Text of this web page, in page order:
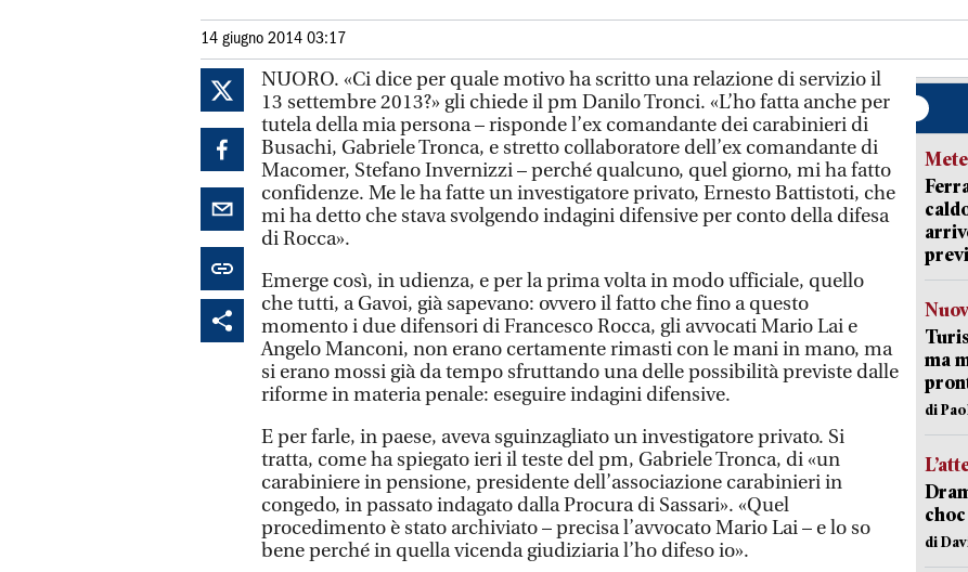
14 giugno 2014 03:17
NUORO. «Ci dice per quale motivo ha scritto una relazione di servizio il
13 settembre 2013?» gli chiede il pm Danilo Tronci. «L’ho fatta anche per
tutela della mia persona – risponde l’ex comandante dei carabinieri di
Busachi, Gabriele Tronca, e stretto collaboratore dell’ex comandante di
Macomer, Stefano Invernizzi – perché qualcuno, quel giorno, mi ha fatto
confidenze. Me le ha fatte un investigatore privato, Ernesto Battistoti, che
mi ha detto che stava svolgendo indagini difensive per conto della difesa
di Rocca».
Emerge così, in udienza, e per la prima volta in modo ufficiale, quello
che tutti, a Gavoi, già sapevano: ovvero il fatto che fino a questo
momento i due difensori di Francesco Rocca, gli avvocati Mario Lai e
Angelo Manconi, non erano certamente rimasti con le mani in mano, ma
si erano mossi già da tempo sfruttando una delle possibilità previste dalle
riforme in materia penale: eseguire indagini difensive.
E per farle, in paese, aveva sguinzagliato un investigatore privato. Si
tratta, come ha spiegato ieri il teste del pm, Gabriele Tronca, di «un
carabiniere in pensione, presidente dell’associazione carabinieri in
congedo, in passato indagato dalla Procura di Sassari». «Quel
procedimento è stato archiviato – precisa l’avvocato Mario Lai – e lo so
bene perché in quella vicenda giudiziaria l’ho difeso io».
ma
di
di